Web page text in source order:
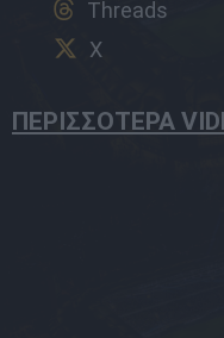
Threads
X
ΠΕΡΙΣΣΟΤΕΡΑ